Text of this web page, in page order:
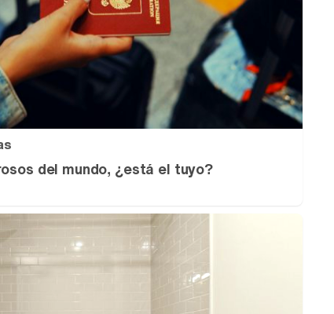
del mundo, ¿está el tuyo?